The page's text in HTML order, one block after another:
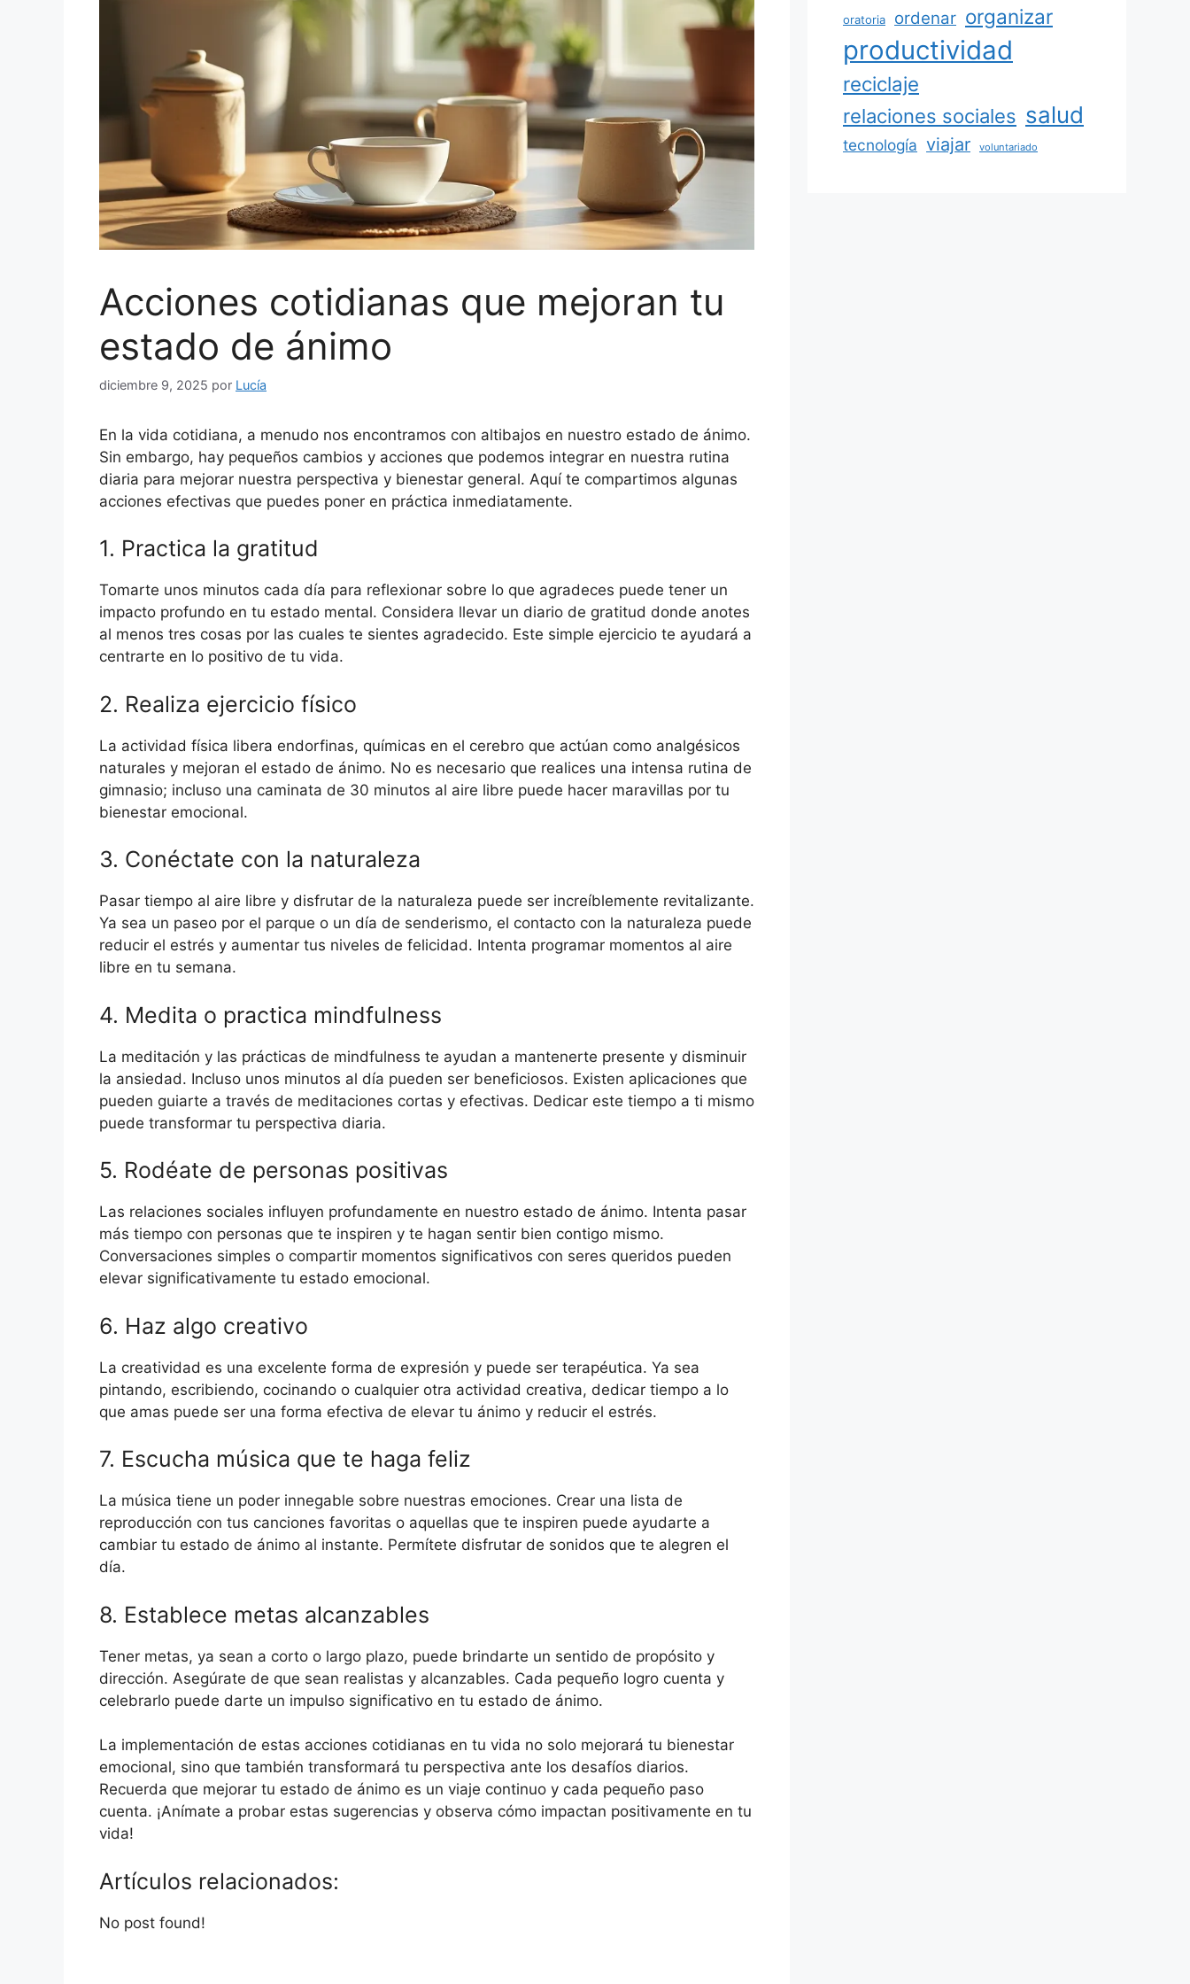
Acciones cotidianas que mejoran tu
estado de ánimo
diciembre 9, 2025 por Lucía
En la vida cotidiana, a menudo nos encontramos con altibajos en nuestro estado de ánimo.
Sin embargo, hay pequeños cambios y acciones que podemos integrar en nuestra rutina
diaria para mejorar nuestra perspectiva y bienestar general. Aquí te compartimos algunas
acciones efectivas que puedes poner en práctica inmediatamente.
1. Practica la gratitud
Tomarte unos minutos cada día para reflexionar sobre lo que agradeces puede tener un
impacto profundo en tu estado mental. Considera llevar un diario de gratitud donde anotes
al menos tres cosas por las cuales te sientes agradecido. Este simple ejercicio te ayudará a
centrarte en lo positivo de tu vida.
2. Realiza ejercicio físico
La actividad física libera endorfinas, químicas en el cerebro que actúan como analgésicos
naturales y mejoran el estado de ánimo. No es necesario que realices una intensa rutina de
gimnasio; incluso una caminata de 30 minutos al aire libre puede hacer maravillas por tu
bienestar emocional.
3. Conéctate con la naturaleza
Pasar tiempo al aire libre y disfrutar de la naturaleza puede ser increíblemente revitalizante.
Ya sea un paseo por el parque o un día de senderismo, el contacto con la naturaleza puede
reducir el estrés y aumentar tus niveles de felicidad. Intenta programar momentos al aire
libre en tu semana.
4. Medita o practica mindfulness
La meditación y las prácticas de mindfulness te ayudan a mantenerte presente y disminuir
la ansiedad. Incluso unos minutos al día pueden ser beneficiosos. Existen aplicaciones que
pueden guiarte a través de meditaciones cortas y efectivas. Dedicar este tiempo a ti mismo
puede transformar tu perspectiva diaria.
5. Rodéate de personas positivas
Las relaciones sociales influyen profundamente en nuestro estado de ánimo. Intenta pasar
más tiempo con personas que te inspiren y te hagan sentir bien contigo mismo.
Conversaciones simples o compartir momentos significativos con seres queridos pueden
elevar significativamente tu estado emocional.
6. Haz algo creativo
La creatividad es una excelente forma de expresión y puede ser terapéutica. Ya sea
pintando, escribiendo, cocinando o cualquier otra actividad creativa, dedicar tiempo a lo
que amas puede ser una forma efectiva de elevar tu ánimo y reducir el estrés.
7. Escucha música que te haga feliz
La música tiene un poder innegable sobre nuestras emociones. Crear una lista de
reproducción con tus canciones favoritas o aquellas que te inspiren puede ayudarte a
cambiar tu estado de ánimo al instante. Permítete disfrutar de sonidos que te alegren el
día.
8. Establece metas alcanzables
Tener metas, ya sean a corto o largo plazo, puede brindarte un sentido de propósito y
dirección. Asegúrate de que sean realistas y alcanzables. Cada pequeño logro cuenta y
celebrarlo puede darte un impulso significativo en tu estado de ánimo.
La implementación de estas acciones cotidianas en tu vida no solo mejorará tu bienestar
emocional, sino que también transformará tu perspectiva ante los desafíos diarios.
Recuerda que mejorar tu estado de ánimo es un viaje continuo y cada pequeño paso
cuenta. ¡Anímate a probar estas sugerencias y observa cómo impactan positivamente en tu
vida!
Artículos relacionados:
No post found!
oratoria ordenar organizar
productividad
reciclaje
relaciones sociales salud
tecnología viajar voluntariado